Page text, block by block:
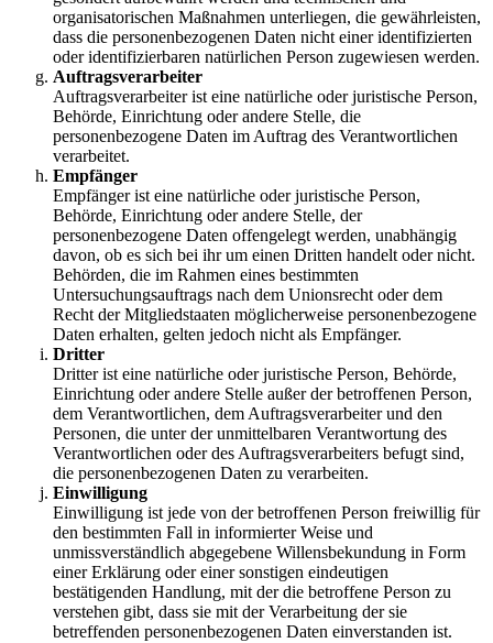
organisatorischen Maßnahmen unterliegen, die gewährleisten,
dass die personenbezogenen Daten nicht einer identifizierten
oder identifizierbaren natürlichen Person zugewiesen werden.
Auftragsverarbeiter
Auftragsverarbeiter ist eine natürliche oder juristische Person,
Behörde, Einrichtung oder andere Stelle, die
personenbezogene Daten im Auftrag des Verantwortlichen
verarbeitet.
Empfänger
Empfänger ist eine natürliche oder juristische Person,
Behörde, Einrichtung oder andere Stelle, der
personenbezogene Daten offengelegt werden, unabhängig
davon, ob es sich bei ihr um einen Dritten handelt oder nicht.
Behörden, die im Rahmen eines bestimmten
Untersuchungsauftrags nach dem Unionsrecht oder dem
Recht der Mitgliedstaaten möglicherweise personenbezogene
Daten erhalten, gelten jedoch nicht als Empfänger.
Dritter
Dritter ist eine natürliche oder juristische Person, Behörde,
Einrichtung oder andere Stelle außer der betroffenen Person,
dem Verantwortlichen, dem Auftragsverarbeiter und den
Personen, die unter der unmittelbaren Verantwortung des
Verantwortlichen oder des Auftragsverarbeiters befugt sind,
die personenbezogenen Daten zu verarbeiten.
Einwilligung
Einwilligung ist jede von der betroffenen Person freiwillig für
den bestimmten Fall in informierter Weise und
unmissverständlich abgegebene Willensbekundung in Form
einer Erklärung oder einer sonstigen eindeutigen
bestätigenden Handlung, mit der die betroffene Person zu
verstehen gibt, dass sie mit der Verarbeitung der sie
betreffenden personenbezogenen Daten einverstanden ist.